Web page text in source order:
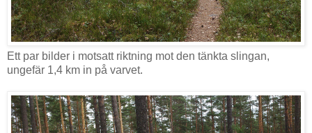
Ett par bilder i motsatt riktning mot den tänkta slingan,
ungefär 1,4 km in på varvet.